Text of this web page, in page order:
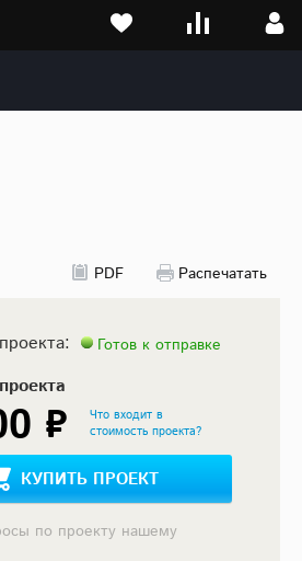
PDF
Распечатать
Готов к отправке
₽
Что входит в
стоимость проекта?
КУПИТЬ ПРОЕКТ
по проекту нашему